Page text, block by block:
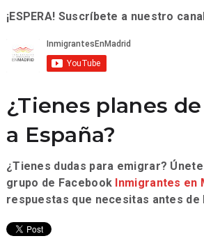
¡ESPERA! Suscríbete a nuestro
¿Tienes planes
a España?
¿Tienes dudas para emigrar?
grupo de Facebook Inmigrantes en
respuestas que necesitas antes de